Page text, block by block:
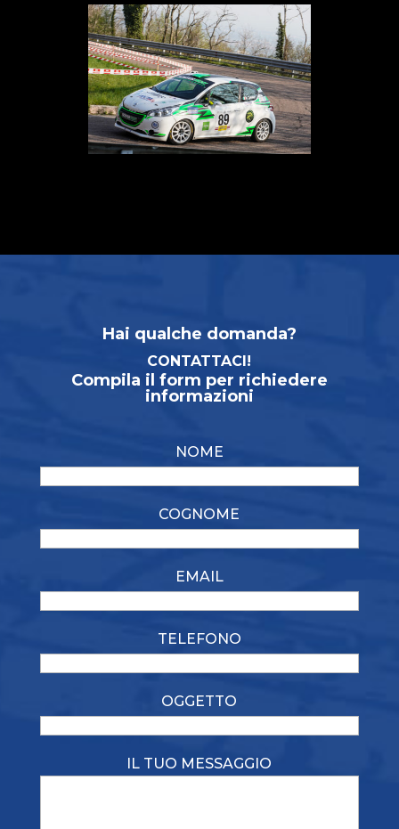
Hai qualche domanda?
CONTATTACI!
Compila il form per richiedere
informazioni
NOME
COGNOME
EMAIL
TELEFONO
OGGETTO
IL TUO MESSAGGIO